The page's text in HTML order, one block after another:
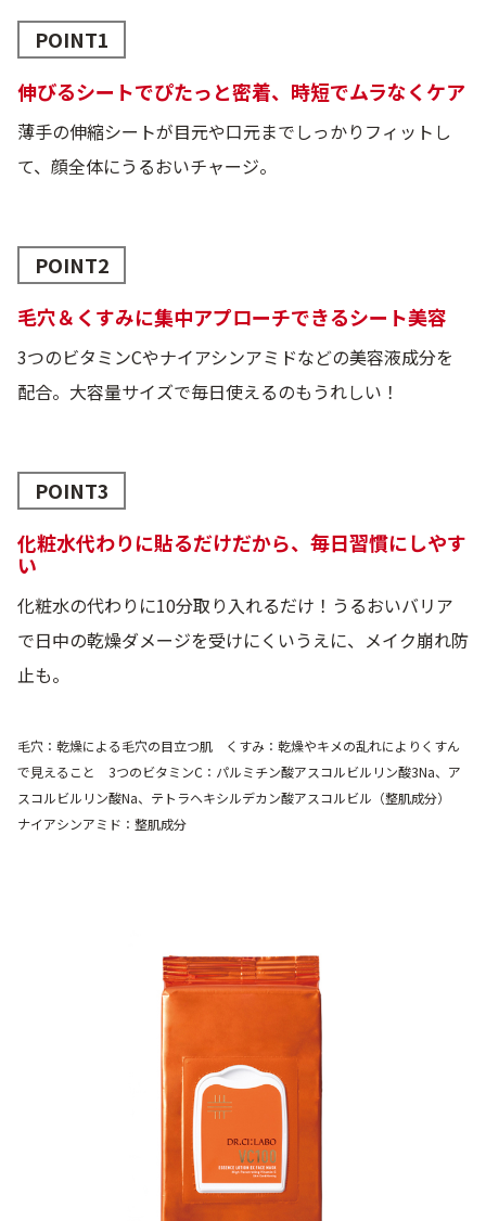
POINT1
伸びるシートでぴたっと密着、時短でムラなくケア
薄手の伸縮シートが目元や口元までしっかりフィットし
て、顔全体にうるおいチャージ。
POINT2
毛穴＆くすみに集中アプローチできるシート美容
3つのビタミンCやナイアシンアミドなどの美容液成分を
配合。大容量サイズで毎日使えるのもうれしい！
POINT3
化粧水代わりに貼るだけだから、毎日習慣にしやす
い
化粧水の代わりに10分取り入れるだけ！うるおいバリア
で日中の乾燥ダメージを受けにくいうえに、メイク崩れ防
止も。
毛穴：乾燥による毛穴の目立つ肌 くすみ：乾燥やキメの乱れによりくすん
で見えること 3つのビタミンC：パルミチン酸アスコルビルリン酸3Na、ア
スコルビルリン酸Na、テトラヘキシルデカン酸アスコルビル（整肌成分）
ナイアシンアミド：整肌成分